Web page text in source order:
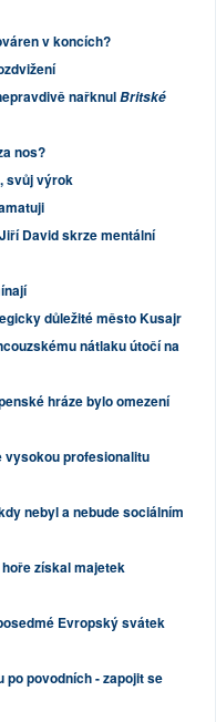
v koncích?
nařknulBritské
nos?
svůj výrok
David skrze mentální
důležité město Kusajr
nátlaku útočí na
hráze bylo omezení
vysokou profesionalitu
nebyl a nebude sociálním
získal majetek
Evropský svátek
povodních - zapojit se